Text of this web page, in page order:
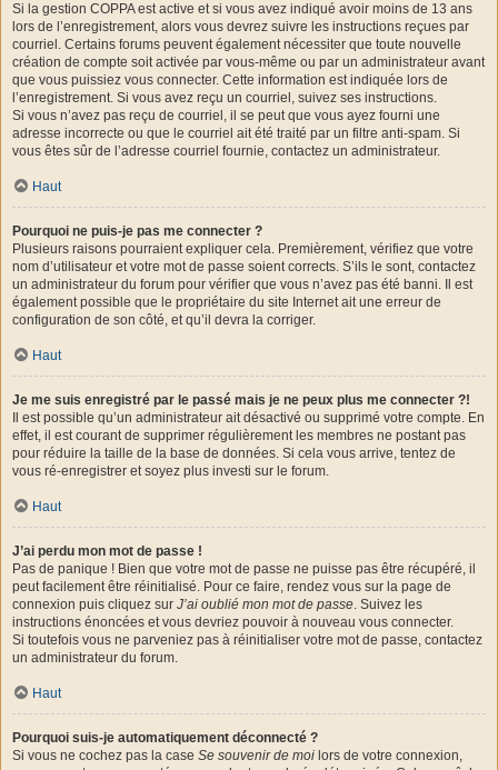
Si la gestion COPPA est active et si vous avez indiqué avoir moins de 13 ans
lors de l’enregistrement, alors vous devrez suivre les instructions reçues par
courriel. Certains forums peuvent également nécessiter que toute nouvelle
création de compte soit activée par vous-même ou par un administrateur avant
que vous puissiez vous connecter. Cette information est indiquée lors de
l’enregistrement. Si vous avez reçu un courriel, suivez ses instructions.
Si vous n’avez pas reçu de courriel, il se peut que vous ayez fourni une
adresse incorrecte ou que le courriel ait été traité par un filtre anti-spam. Si
vous êtes sûr de l’adresse courriel fournie, contactez un administrateur.
Haut
Pourquoi ne puis-je pas me connecter ?
Plusieurs raisons pourraient expliquer cela. Premièrement, vérifiez que votre
nom d’utilisateur et votre mot de passe soient corrects. S’ils le sont, contactez
un administrateur du forum pour vérifier que vous n’avez pas été banni. Il est
également possible que le propriétaire du site Internet ait une erreur de
configuration de son côté, et qu’il devra la corriger.
Haut
Je me suis enregistré par le passé mais je ne peux plus me connecter ?!
Il est possible qu’un administrateur ait désactivé ou supprimé votre compte. En
effet, il est courant de supprimer régulièrement les membres ne postant pas
pour réduire la taille de la base de données. Si cela vous arrive, tentez de
vous ré-enregistrer et soyez plus investi sur le forum.
Haut
J’ai perdu mon mot de passe !
Pas de panique ! Bien que votre mot de passe ne puisse pas être récupéré, il
peut facilement être réinitialisé. Pour ce faire, rendez vous sur la page de
connexion puis cliquez sur J’ai oublié mon mot de passe. Suivez les
instructions énoncées et vous devriez pouvoir à nouveau vous connecter.
Si toutefois vous ne parveniez pas à réinitialiser votre mot de passe, contactez
un administrateur du forum.
Haut
Pourquoi suis-je automatiquement déconnecté ?
Si vous ne cochez pas la case Se souvenir de moi lors de votre connexion,